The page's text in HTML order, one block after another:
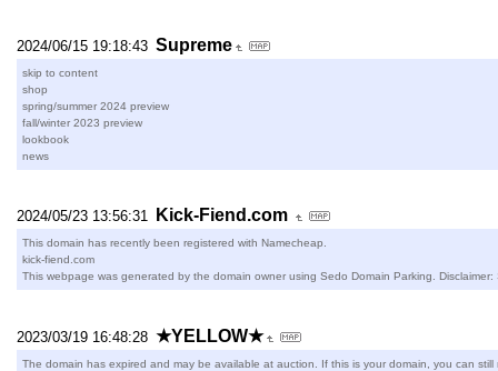
2024/06/15 19:18:43 Supreme
skip to content
shop
spring/summer 2024 preview
fall/winter 2023 preview
lookbook
news
2024/05/23 13:56:31 Kick-Fiend.com
This domain has recently been registered with Namecheap.
kick-fiend.com
This webpage was generated by the domain owner using Sedo Domain Parking.
2023/03/19 16:48:28 ★YELLOW★
The domain has expired and may be available at auction. If this is your domain, you can